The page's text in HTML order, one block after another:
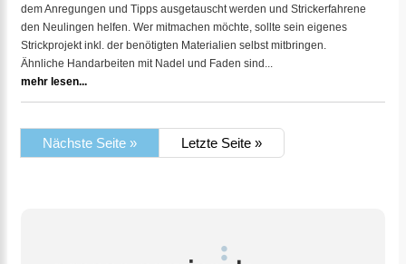
dem Anregungen und Tipps ausgetauscht werden und Strickerfahrene
den Neulingen helfen. Wer mitmachen möchte, sollte sein eigenes
Strickprojekt inkl. der benötigten Materialien selbst mitbringen.
Ähnliche Handarbeiten mit Nadel und Faden sind...
mehr lesen...
Nächste Seite » Letzte Seite »